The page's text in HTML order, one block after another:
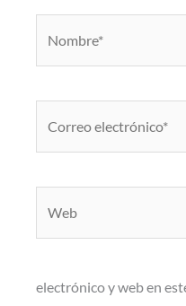
electrónico y web en